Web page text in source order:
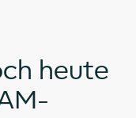
heute